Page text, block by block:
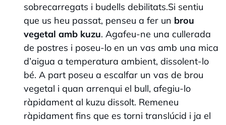
sobrecarregats i budells debilitats.Si sentiu
que us heu passat, penseu a fer un brou
vegetal amb kuzu. Agafeu-ne una cullerada
de postres i poseu-lo en un vas amb una mica
d’aigua a temperatura ambient, dissolent-lo
bé. A part poseu a escalfar un vas de brou
vegetal i quan arrenqui el bull, afegiu-lo
ràpidament al kuzu dissolt. Remeneu
ràpidament fins que es torni translúcid i ja el